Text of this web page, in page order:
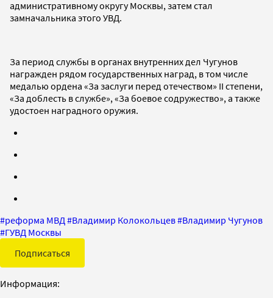
административному округу Москвы, затем стал
замначальника этого УВД.
За период службы в органах внутренних дел Чугунов
награжден рядом государственных наград, в том числе
медалью ордена «За заслуги перед отечеством» II степени,
«За доблесть в службе», «За боевое содружество», а также
удостоен наградного оружия.
#реформа МВД #Владимир Колокольцев#Владимир Чугунов
#ГУВД Москвы
Подписаться
Информация: